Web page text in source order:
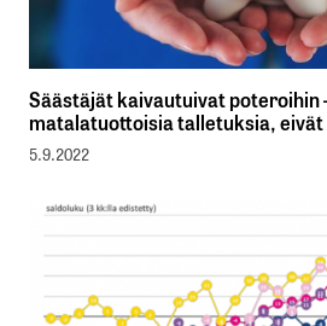
Säästäjät kaivautuivat poteroihin
matalatuottoisia talletuksia,
5.9.2022